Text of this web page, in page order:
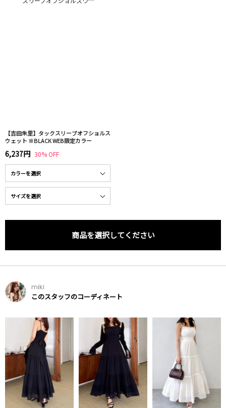
【吉田朱里】タックスリーブオフショルス
ウェット ※BLACK WEB限定カラー
6,237円 30% OFF
商品を選択してください
miki
このスタッフのコーディネート